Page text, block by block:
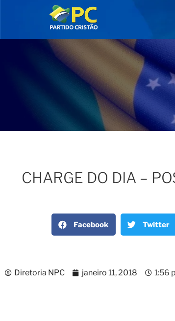
CHARGE DO DIA –
Facebook Twitter
Diretoria NPC janeiro 11, 2018 1:56